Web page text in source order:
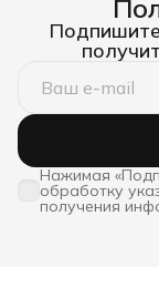
Нажимая
обработку
получения